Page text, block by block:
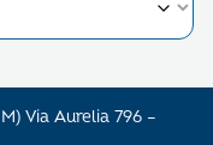
Via Aurelia 796 –